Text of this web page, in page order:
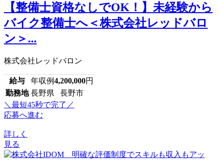
【整備士資格なしでOK！】未経験から
バイク整備士へ＜株式会社レッドバロ
ン＞...
株式会社レッドバロン
給与 年収例4,200,000円
勤務地 長野県 長野市
＼最短45秒で完了／
応募へ進む
詳しく
見る